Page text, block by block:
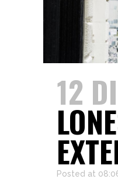
12
Posted at